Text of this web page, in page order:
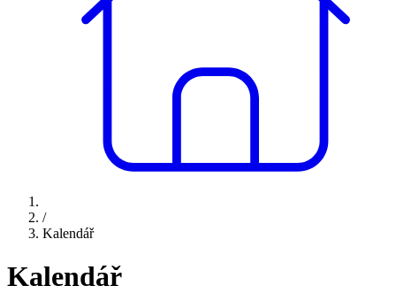
/
Kalendář
Kalendář